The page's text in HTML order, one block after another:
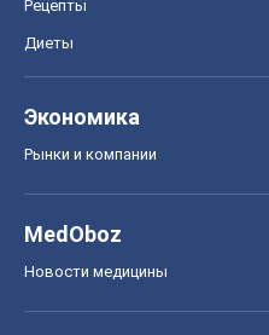
Рецепты
Диеты
Экономика
Рынки и компании
MedOboz
Новости медицины